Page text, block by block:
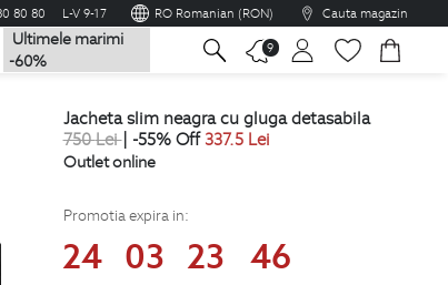
80 80 L-V 9-17 RO Romanian (RON) Cauta magazin
Ultimele marimi
-60%
9
jacheta slim neagra cu gluga detasabila
750Lei| -55% Off 337.5 Lei
Outlet online
Promotia expira in:
24 03 23 46